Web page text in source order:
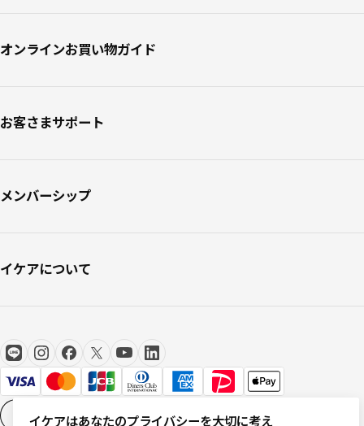
オンラインお買い物ガイド
お客さまサポート
メンバーシップ
イケアについて
Cookieの設定 JA
イケアはあなたのプライバシーを大切に考え